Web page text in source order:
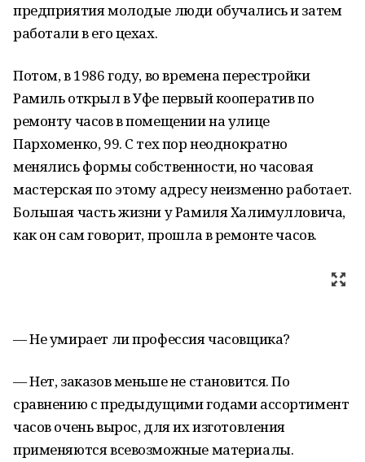
предприятия молодые люди обучались и затем
работали в его цехах.
Потом, в 1986 году, во времена перестройки
Рамиль открыл в Уфе первый кооператив по
ремонту часов в помещении на улице
Пархоменко, 99. С тех пор неоднократно
менялись формы собственности, но часовая
мастерская по этому адресу неизменно работает.
Большая часть жизни у Рамиля Халимулловича,
как он сам говорит, прошла в ремонте часов.
— Не умирает ли профессия часовщика?
— Нет, заказов меньше не становится. По
сравнению с предыдущими годами ассортимент
часов очень вырос, для их изготовления
применяются всевозможные материалы.